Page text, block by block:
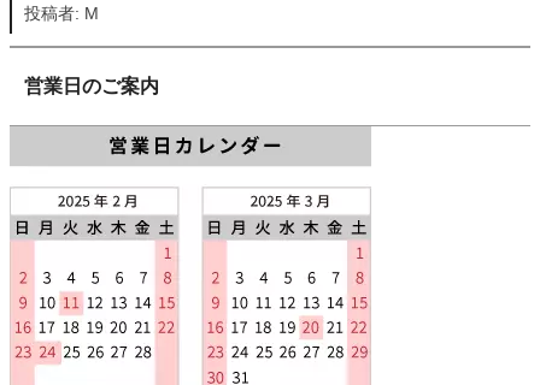
5段階中 5の
投稿者: M
営業日のご案内